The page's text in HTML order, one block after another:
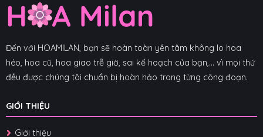
Đến với HOAMILAN, bạn sẽ hoàn toàn yên tâm không lo hoa
héo, hoa cũ, hoa giao trễ giờ, sai kế hoạch của bạn,... vì mọi thứ
đều được chúng tôi chuẩn bị hoàn hảo trong từng công đoạn.
GIỚI THIỆU
Giới thiệu